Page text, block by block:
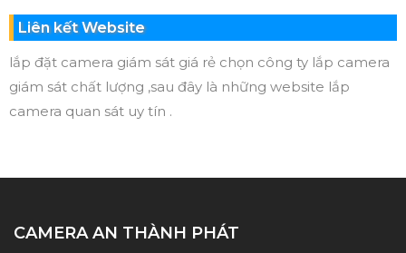
Liên kết Website
lắp đặt camera giám sát giá rẻ chọn công ty lắp camera
giám sát chất lượng ,sau đây là những website lắp
camera quan sát uy tín .
CAMERA AN THÀNH PHÁT